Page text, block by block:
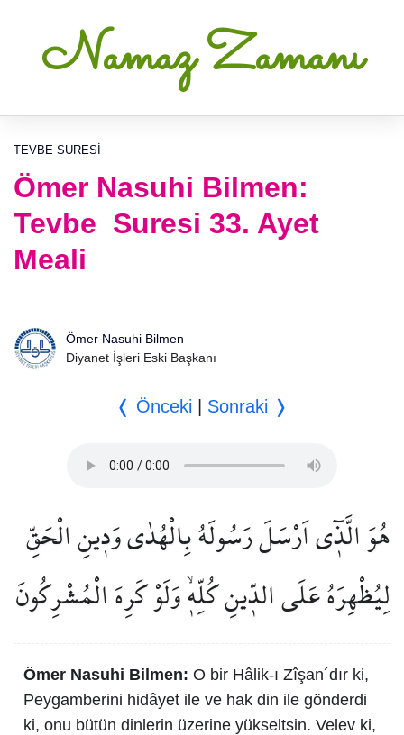
Namaz Zamanı
TEVBE SURESI
Ömer Nasuhi Bilmen:
Tevbe Suresi 33. Ayet
Meali
Ömer Nasuhi Bilmen
Diyanet İşleri Eski Başkanı
❬ Önceki Sonraki ❭
هُوَ الَّذ۪ٓي اَرْسَلَ رَسُولَهُ بِالْهُدٰى وَد۪ينِ الْحَقِّ
لِيُظْهِرَهُ عَلَى الدّ۪ينِ كُلِّه۪ۙ وَلَوْ كَرِهَ الْمُشْرِكُونَ
Ömer Nasuhi Bilmen: O bir Hâlik-ı Zîşan´dır ki,
Peygamberini hidâyet ile ve hak din ile gönderdi
ki, onu bütün dinlerin üzerine yükseltsin. Velev ki,